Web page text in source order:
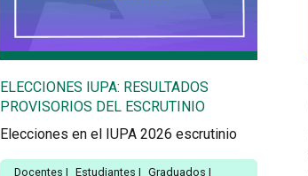
ELECCIONES IUPA: RESULTADOS
PROVISORIOS DEL ESCRUTINIO
Elecciones en el IUPA 2026 escrutinio
Docentes I Estudiantes I Graduados I